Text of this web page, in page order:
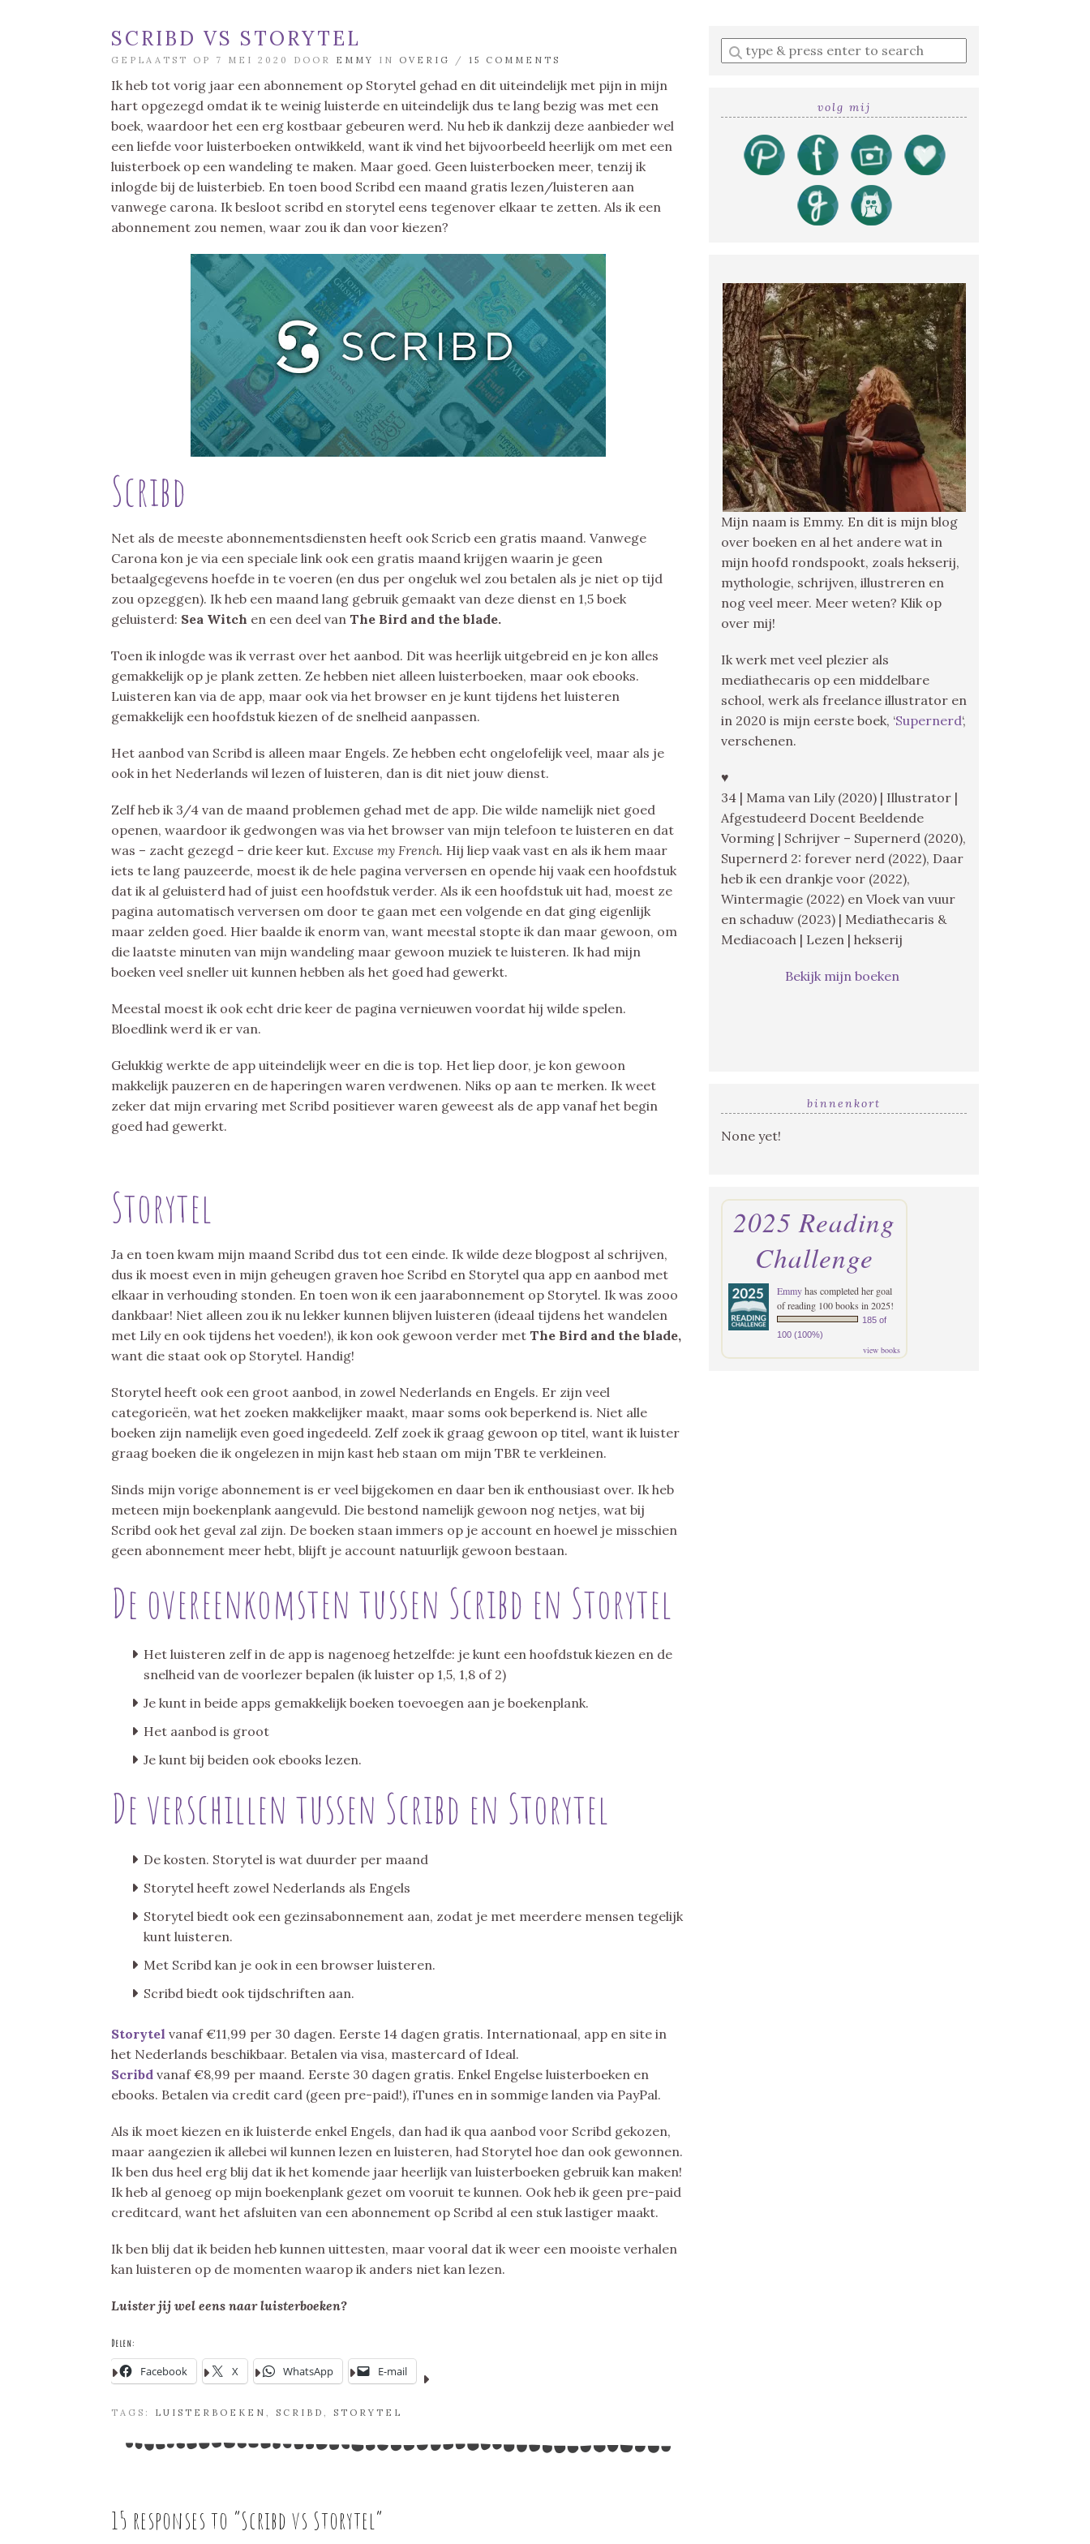
SCRIBD VS STORYTEL
GEPLAATST OP 7 MEI 2020 DOOR EMMY IN OVERIG / 15 COMMENTS
Ik heb tot vorig jaar een abonnement op Storytel gehad en dit uiteindelijk met pijn in mijn
hart opgezegd omdat ik te weinig luisterde en uiteindelijk dus te lang bezig was met een
boek, waardoor het een erg kostbaar gebeuren werd. Nu heb ik dankzij deze aanbieder wel
een liefde voor luisterboeken ontwikkeld, want ik vind het bijvoorbeeld heerlijk om met een
luisterboek op een wandeling te maken. Maar goed. Geen luisterboeken meer, tenzij ik
inlogde bij de luisterbieb. En toen bood Scribd een maand gratis lezen/luisteren aan
vanwege carona. Ik besloot scribd en storytel eens tegenover elkaar te zetten. Als ik een
abonnement zou nemen, waar zou ik dan voor kiezen?
Scribd
Net als de meeste abonnementsdiensten heeft ook Scricb een gratis maand. Vanwege
Carona kon je via een speciale link ook een gratis maand krijgen waarin je geen
betaalgegevens hoefde in te voeren (en dus per ongeluk wel zou betalen als je niet op tijd
zou opzeggen). Ik heb een maand lang gebruik gemaakt van deze dienst en 1,5 boek
geluisterd: Sea Witch en een deel van The Bird and the blade.
Toen ik inlogde was ik verrast over het aanbod. Dit was heerlijk uitgebreid en je kon alles
gemakkelijk op je plank zetten. Ze hebben niet alleen luisterboeken, maar ook ebooks.
Luisteren kan via de app, maar ook via het browser en je kunt tijdens het luisteren
gemakkelijk een hoofdstuk kiezen of de snelheid aanpassen.
Het aanbod van Scribd is alleen maar Engels. Ze hebben echt ongelofelijk veel, maar als je
ook in het Nederlands wil lezen of luisteren, dan is dit niet jouw dienst.
Zelf heb ik 3/4 van de maand problemen gehad met de app. Die wilde namelijk niet goed
openen, waardoor ik gedwongen was via het browser van mijn telefoon te luisteren en dat
was – zacht gezegd – drie keer kut. Excuse my French. Hij liep vaak vast en als ik hem maar
iets te lang pauzeerde, moest ik de hele pagina verversen en opende hij vaak een hoofdstuk
dat ik al geluisterd had of juist een hoofdstuk verder. Als ik een hoofdstuk uit had, moest ze
pagina automatisch verversen om door te gaan met een volgende en dat ging eigenlijk
maar zelden goed. Hier baalde ik enorm van, want meestal stopte ik dan maar gewoon, om
die laatste minuten van mijn wandeling maar gewoon muziek te luisteren. Ik had mijn
boeken veel sneller uit kunnen hebben als het goed had gewerkt.
Meestal moest ik ook echt drie keer de pagina vernieuwen voordat hij wilde spelen.
Bloedlink werd ik er van.
Gelukkig werkte de app uiteindelijk weer en die is top. Het liep door, je kon gewoon
makkelijk pauzeren en de haperingen waren verdwenen. Niks op aan te merken. Ik weet
zeker dat mijn ervaring met Scribd positiever waren geweest als de app vanaf het begin
goed had gewerkt.
Storytel
Ja en toen kwam mijn maand Scribd dus tot een einde. Ik wilde deze blogpost al schrijven,
dus ik moest even in mijn geheugen graven hoe Scribd en Storytel qua app en aanbod met
elkaar in verhouding stonden. En toen won ik een jaarabonnement op Storytel. Ik was zooo
dankbaar! Niet alleen zou ik nu lekker kunnen blijven luisteren (ideaal tijdens het wandelen
met Lily en ook tijdens het voeden!), ik kon ook gewoon verder met The Bird and the blade,
want die staat ook op Storytel. Handig!
Storytel heeft ook een groot aanbod, in zowel Nederlands en Engels. Er zijn veel
categorieën, wat het zoeken makkelijker maakt, maar soms ook beperkend is. Niet alle
boeken zijn namelijk even goed ingedeeld. Zelf zoek ik graag gewoon op titel, want ik luister
graag boeken die ik ongelezen in mijn kast heb staan om mijn TBR te verkleinen.
Sinds mijn vorige abonnement is er veel bijgekomen en daar ben ik enthousiast over. Ik heb
meteen mijn boekenplank aangevuld. Die bestond namelijk gewoon nog netjes, wat bij
Scribd ook het geval zal zijn. De boeken staan immers op je account en hoewel je misschien
geen abonnement meer hebt, blijft je account natuurlijk gewoon bestaan.
De overeenkomsten tussen Scribd en Storytel
Het luisteren zelf in de app is nagenoeg hetzelfde: je kunt een hoofdstuk kiezen en de
snelheid van de voorlezer bepalen (ik luister op 1,5, 1,8 of 2)
Je kunt in beide apps gemakkelijk boeken toevoegen aan je boekenplank.
Het aanbod is groot
Je kunt bij beiden ook ebooks lezen.
De verschillen tussen Scribd en Storytel
De kosten. Storytel is wat duurder per maand
Storytel heeft zowel Nederlands als Engels
Storytel biedt ook een gezinsabonnement aan, zodat je met meerdere mensen tegelijk
kunt luisteren.
Met Scribd kan je ook in een browser luisteren.
Scribd biedt ook tijdschriften aan.
Storytel vanaf €11,99 per 30 dagen. Eerste 14 dagen gratis. Internationaal, app en site in
het Nederlands beschikbaar. Betalen via visa, mastercard of Ideal.
Scribd vanaf €8,99 per maand. Eerste 30 dagen gratis. Enkel Engelse luisterboeken en
ebooks. Betalen via credit card (geen pre-paid!), iTunes en in sommige landen via PayPal.
Als ik moet kiezen en ik luisterde enkel Engels, dan had ik qua aanbod voor Scribd gekozen,
maar aangezien ik allebei wil kunnen lezen en luisteren, had Storytel hoe dan ook gewonnen.
Ik ben dus heel erg blij dat ik het komende jaar heerlijk van luisterboeken gebruik kan maken!
Ik heb al genoeg op mijn boekenplank gezet om vooruit te kunnen. Ook heb ik geen pre-paid
creditcard, want het afsluiten van een abonnement op Scribd al een stuk lastiger maakt.
Ik ben blij dat ik beiden heb kunnen uittesten, maar vooral dat ik weer een mooiste verhalen
kan luisteren op de momenten waarop ik anders niet kan lezen.
Luister jij wel eens naar luisterboeken?
Delen:
Facebook X WhatsApp E-mail
TAGS: LUISTERBOEKEN , SCRIBD , STORYTEL
15 responses to “Scribd vs Storytel”
Enter
a
volg mij
Mijn naam is Emmy. En dit is mijn blog
over boeken en al het andere wat in
mijn hoofd rondspookt, zoals hekserij,
mythologie, schrijven, illustreren en
nog veel meer. Meer weten? Klik op
over mij!
Ik werk met veel plezier als
mediathecaris op een middelbare
school, werk als freelance illustrator en
in 2020 is mijn eerste boek, ‘Supernerd‘,
verschenen.
♥
34 | Mama van Lily (2020) | Illustrator |
Afgestudeerd Docent Beeldende
Vorming | Schrijver – Supernerd (2020),
Supernerd 2: forever nerd (2022), Daar
heb ik een drankje voor (2022),
Wintermagie (2022) en Vloek van vuur
en schaduw (2023) | Mediathecaris &
Mediacoach | Lezen | hekserij
Bekijk mijn boeken
binnenkort
None yet!
2025 Reading
Challenge
Emmyhas completed her goal
of reading 100 books in 2025!
185 of
100 (100%)
view books